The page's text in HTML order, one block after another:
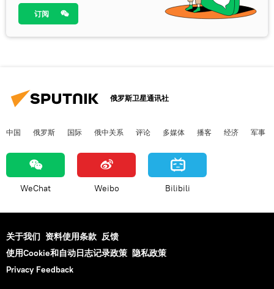
订阅
俄罗斯卫星通讯社
中国 俄罗斯 国际 俄中关系 评论 多媒体 播客 经济 军事
WeChat Weibo Bilibili
关于我们 资料使用条款 反馈
使用Cookie和自动日志记录政策 隐私政策
Privacy Feedback